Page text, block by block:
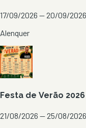
17/09/2026 — 20/09/2026
Alenquer
Festa de Verão
21/08/2026 — 25/08/2026